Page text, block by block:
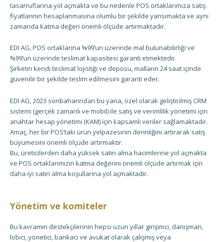
tasarruflarına yol açmakta ve bu nedenle POS ortaklarımıza satış
fiyatlarının hesaplanmasına olumlu bir şekilde yansımakta ve aynı
zamanda katma değeri önemli ölçüde artırmaktadır.
EDI AG, POS ortaklarına %99’un üzerinde mal bulunabilirliği ve
%99’un üzerinde teslimat kapasitesi garanti etmektedir.
Şirketin kendi teslimat lojistiği ve deposu, malların 24 saat içinde
güvenilir bir şekilde teslim edilmesini garanti eder.
EDI AG, 2023 sonbaharından bu yana, özel olarak geliştirilmiş CRM
sistemi (gerçek zamanlı ve mobil) ile satış ve verimlilik yönetimi için
anahtar hesap yönetimi (KAM) için kapsamlı veriler sağlamaktadır.
Amaç, her bir POS’taki ürün yelpazesinin derinliğini artırarak satış
büyümesini önemli ölçüde artırmaktır.
Bu, üreticilerden daha yüksek satın alma hacimlerine yol açmakta
ve POS ortaklarımızın katma değerini önemli ölçüde artırmak için
daha iyi satın alma koşullarına yol açmaktadır.
Yönetim ve komiteler
Bu kavramın destekçilerinin hepsi uzun yıllar girişimci, danışman,
lobici, yönetici, bankacı ve avukat olarak çalışmış veya